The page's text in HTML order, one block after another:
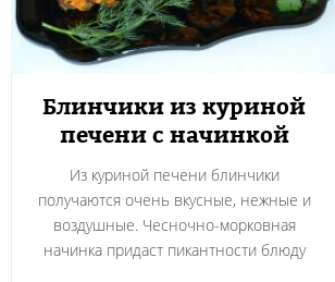
Блинчики из куриной
печени с начинкой
Из куриной печени блинчики
получаются очень вкусные, нежные и
воздушные. Чесночно-морковная
начинка придаст пикантности блюду